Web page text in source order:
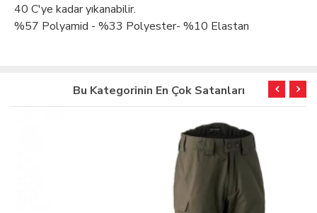
40 C'ye kadar yıkanabilir.
%57 Polyamid - %33 Polyester- %10 Elastan
Bu Kategorinin En Çok Satanları